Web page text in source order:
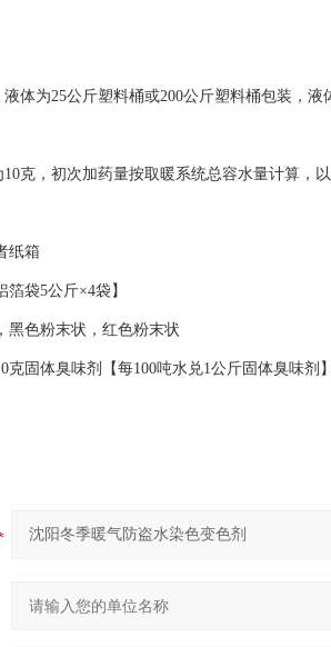
体为25公斤塑料桶或200公斤塑料桶包装，
克，初次加药量按取暖系统总容水量计算，
纸箱
袋5公斤×4袋】
色粉末状，红色粉末状
固体臭味剂【每100吨水兑1公斤固体臭味剂